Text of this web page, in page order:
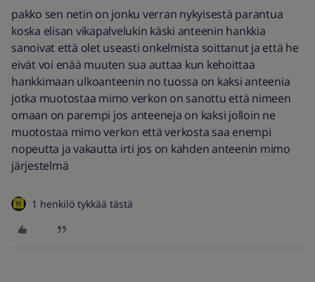
pakko sen netin on jonku verran nykyisestä parantua
koska elisan vikapalvelukin käski anteenin hankkia
sanoivat että olet useasti onkelmista soittanut ja että he
eivät voi enää muuten sua auttaa kun kehoittaa
hankkimaan ulkoanteenin no tuossa on kaksi anteenia
jotka muotostaa mimo verkon on sanottu että nimeen
omaan on parempi jos anteeneja on kaksi jolloin ne
muotostaa mimo verkon että verkosta saa enempi
nopeutta ja vakautta irti jos on kahden anteenin mimo
järjestelmä
1 henkilö tykkää tästä